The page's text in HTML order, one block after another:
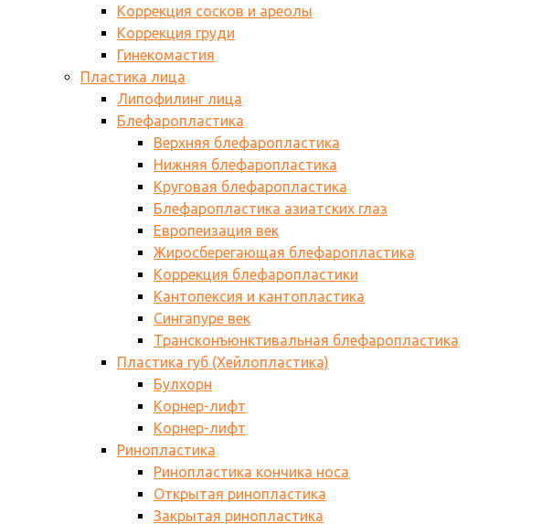
Коррекция сосков и ареолы
Коррекция груди
Гинекомастия
Пластика лица
Липофилинг лица
Блефаропластика
Верхняя блефаропластика
Нижняя блефаропластика
Круговая блефаропластика
Блефаропластика азиатских глаз
Европеизация век
Жиросберегающая блефаропластика
Коррекция блефаропластики
Кантопексия и кантопластика
Сингапуре век
Трансконъюнктивальная блефаропластика
Пластика губ (Хейлопластика)
Булхорн
Корнер-лифт
Корнер-лифт
Ринопластика
Ринопластика кончика носа
Открытая ринопластика
Закрытая ринопластика